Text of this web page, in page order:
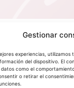
Gestionar
experiencias,
del dispositivo. El
como el
o retirar el